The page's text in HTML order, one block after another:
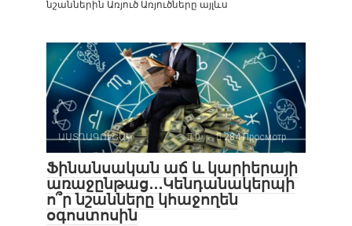
նշաններին Առյուծ Առյուծները այլևս
ԱՍՏՂԱԳՈՒՇԱԿ 0 284 Просмотр
Ֆինանսական աճ և կարիերայի
առաջընթաց․․․Կենդանակերպի
ո՞ր նշանները կհաջողեն
օգոստոսին